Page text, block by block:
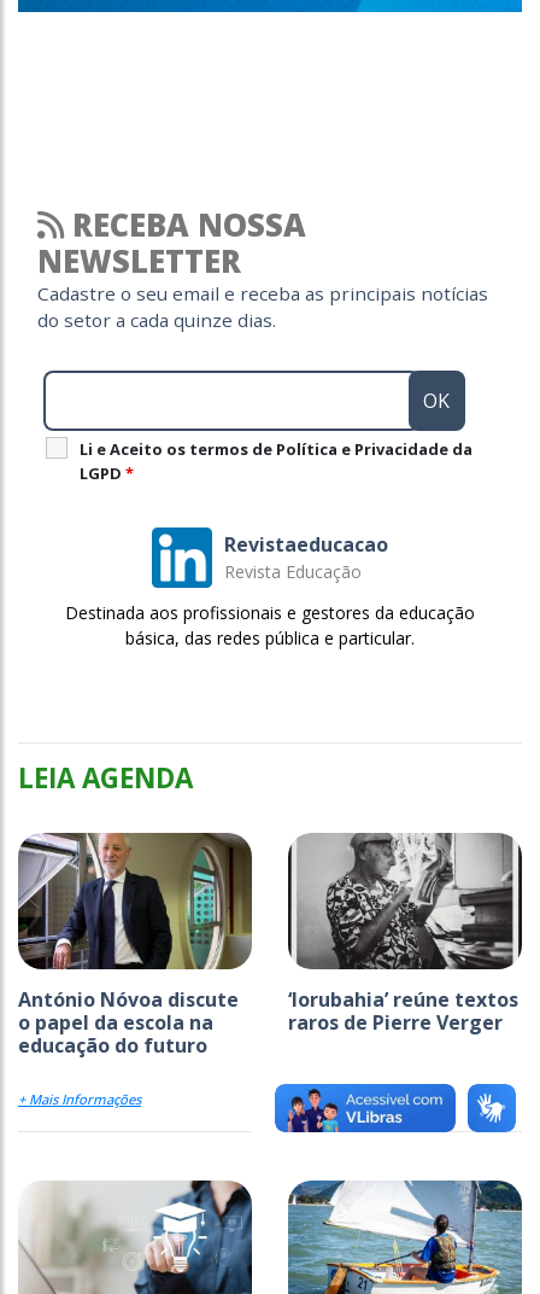
RECEBA NOSSA
NEWSLETTER
Cadastre o seu email e receba as principais notícias
do setor a cada quinze dias.
Li e Aceito os termos de Política e Privacidade da
LGPD *
Revistaeducacao
Revista Educação
Destinada aos profissionais e gestores da educação
básica, das redes pública e particular.
LEIA AGENDA
António Nóvoa discute
o papel da escola na
educação do futuro
+ Mais Informações
‘Iorubahia’ reúne textos
raros de Pierre Verger
+ Mais Informações